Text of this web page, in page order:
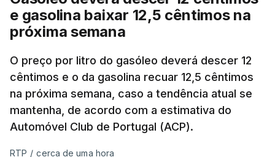
e gasolina baixar 12,5 cêntimos na
próxima semana
O preço por litro do gasóleo deverá descer 12
cêntimos e o da gasolina recuar 12,5 cêntimos
na próxima semana, caso a tendência atual se
mantenha, de acordo com a estimativa do
Automóvel Club de Portugal (ACP).
RTP / cerca de uma hora